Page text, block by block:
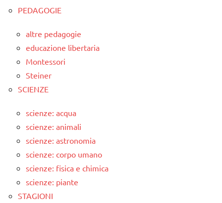
PEDAGOGIE
altre pedagogie
educazione libertaria
Montessori
Steiner
SCIENZE
scienze: acqua
scienze: animali
scienze: astronomia
scienze: corpo umano
scienze: fisica e chimica
scienze: piante
STAGIONI